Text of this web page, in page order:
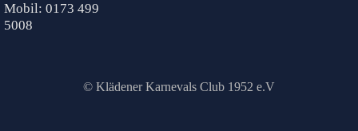
Mobil: 0173 499
5008
© Klädener Karnevals Club 1952 e.V